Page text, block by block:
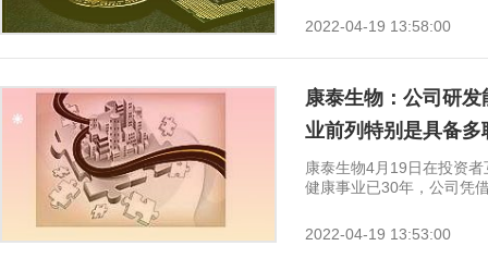
2022-04-19 13:58:00
康泰生物：公司研
业前列特别是具备多
康泰生物4月19日在投资
健康事业已30年，公司凭
2022-04-19 13:53:00